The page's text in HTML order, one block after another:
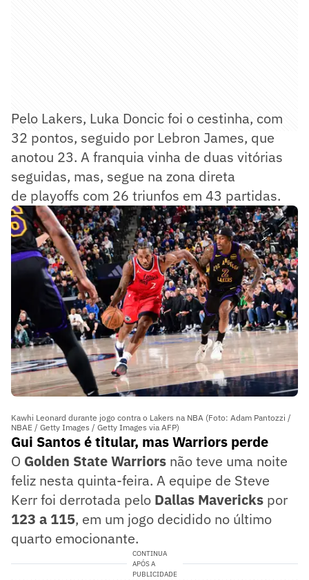
Pelo Lakers, Luka Doncic foi o cestinha, com
32 pontos, seguido por Lebron James, que
anotou 23. A franquia vinha de duas vitórias
seguidas, mas, segue na zona direta
de playoffs com 26 triunfos em 43 partidas.
Kawhi Leonard durante jogo contra o Lakers na NBA (Foto: Adam Pantozzi /
NBAE / Getty Images / Getty Images via AFP)
Gui Santos é titular, mas Warriors perde
O Golden State Warriors não teve uma noite
feliz nesta quinta-feira. A equipe de Steve
Kerr foi derrotada pelo Dallas Mavericks por
123 a 115, em um jogo decidido no último
quarto emocionante.
CONTINUA
APÓS A
PUBLICIDADE